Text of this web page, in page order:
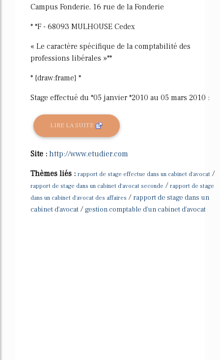
Campus Fonderie, 16 rue de la Fonderie
* *F - 68093 MULHOUSE Cedex
« Le caractère spécifique de la comptabilité des
professions libérales »**
* {draw:frame} *
Stage effectué du *05 janvier *2010 au 05 mars 2010 :
LIRE LA SUITE
Site : http://www.etudier.com
Thèmes liés : rapport de stage effectue dans un cabinet d'avocat /
rapport de stage dans un cabinet d'avocat seconde / rapport de stage
dans un cabinet d'avocat des affaires / rapport de stage dans un
cabinet d'avocat / gestion comptable d'un cabinet d'avocat